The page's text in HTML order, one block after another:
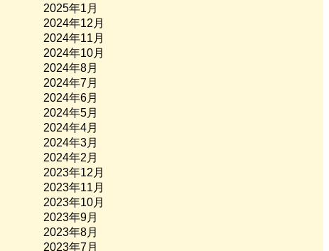
2025年1月
2024年12月
2024年11月
2024年10月
2024年8月
2024年7月
2024年6月
2024年5月
2024年4月
2024年3月
2024年2月
2023年12月
2023年11月
2023年10月
2023年9月
2023年8月
2023年7月